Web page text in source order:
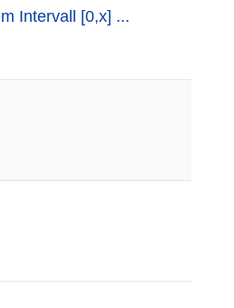
Intervall [0,x] ...